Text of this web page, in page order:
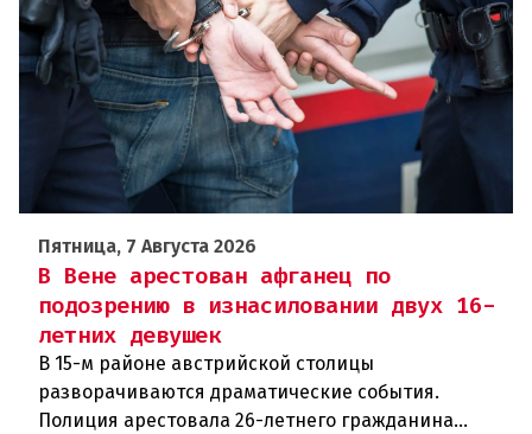
Пятница, 7 Августа 2026
В Вене арестован афганец по
подозрению в изнасиловании двух 16-
летних девушек
В 15-м районе австрийской столицы
разворачиваются драматические события.
Полиция арестовала 26-летнего гражданина